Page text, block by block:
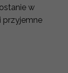
w
przyjemne